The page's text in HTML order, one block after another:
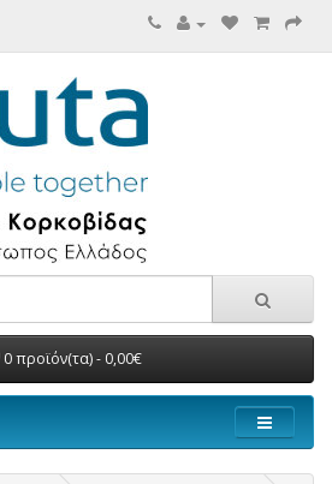
0 προϊόν(τα) - 0,00€